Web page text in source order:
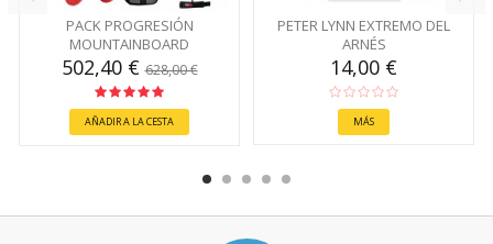
PACK PROGRESIÓN
MOUNTAINBOARD
502,40 €628,00 €
AÑADIR A LA CESTA
PETER LYNN EXTREMO DEL
ARNÉS
14,00 €
MÁS